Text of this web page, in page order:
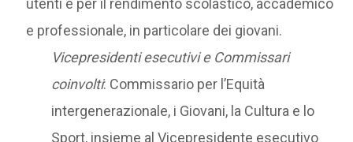
utenti e per il rendimento scolastico, accademico
e professionale, in particolare dei giovani.
Vicepresidenti esecutivi e Commissari
coinvolti: Commissario per l’Equità
intergenerazionale, i Giovani, la Cultura e lo
Sport, insieme al Vicepresidente esecutivo